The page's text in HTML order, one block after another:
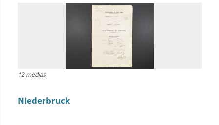
12 medias
Niederbruck